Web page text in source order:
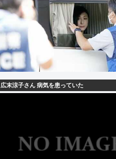
広末涼子さん 病気を患っていた